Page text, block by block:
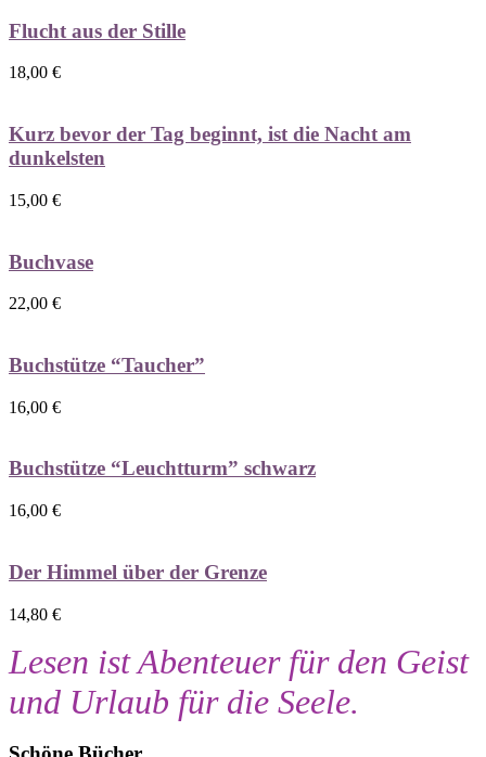
Flucht aus der Stille
18,00 €
Kurz bevor der Tag beginnt, ist die Nacht am
dunkelsten
15,00 €
Buchvase
22,00 €
Buchstütze “Taucher”
16,00 €
Buchstütze “Leuchtturm” schwarz
16,00 €
Der Himmel über der Grenze
14,80 €
Lesen ist Abenteuer für den Geist
und Urlaub für die Seele.